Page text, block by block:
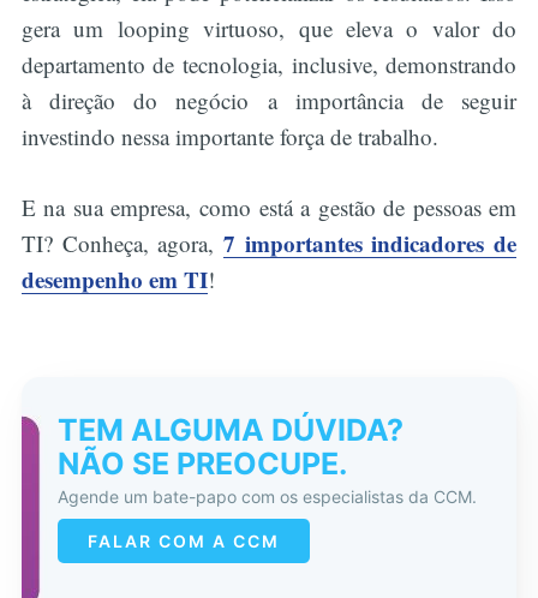
gera um looping virtuoso, que eleva o valor do
departamento de tecnologia, inclusive, demonstrando
à direção do negócio a importância de seguir
investindo nessa importante força de trabalho.
E na sua empresa, como está a gestão de pessoas em
TI? Conheça, agora, 7 importantes indicadores de
desempenho em TI!
TEM ALGUMA DÚVIDA?
NÃO SE PREOCUPE.
Agende um bate-papo com os especialistas da CCM.
FALAR COM A CCM
Buscar